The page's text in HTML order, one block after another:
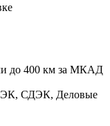
до 400 км за МКАД
СДЭК, Деловые